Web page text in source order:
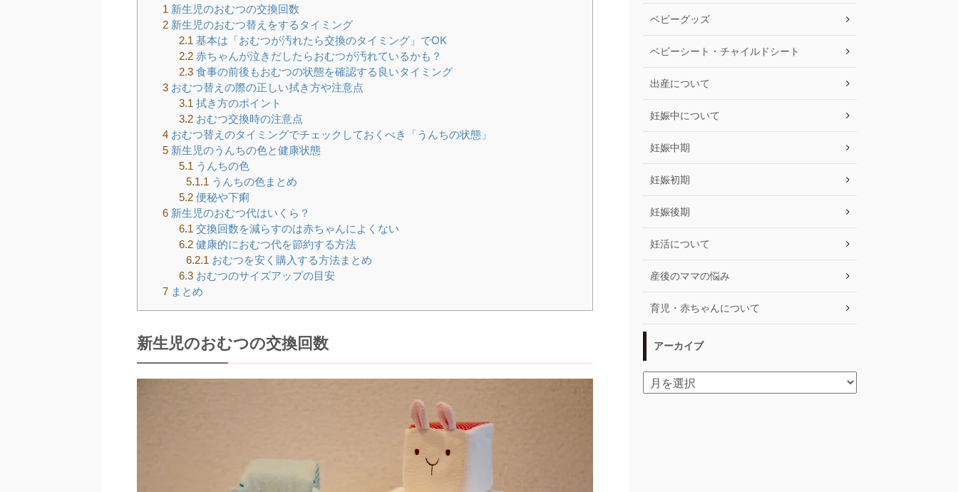
1 新生児のおむつの交換回数
2 新生児のおむつ替えをするタイミング
2.1基本は「おむつが汚れたら交換のタイミング」でOK
2.2赤ちゃんが泣きだしたらおむつが汚れているかも？
2.3食事の前後もおむつの状態を確認する良いタイミング
3 おむつ替えの際の正しい拭き方や注意点
3.1拭き方のポイント
3.2おむつ交換時の注意点
4 おむつ替えのタイミングでチェックしておくべき「うんちの状態」
5 新生児のうんちの色と健康状態
5.1うんちの色
5.1.1 うんちの色まとめ
5.2便秘や下痢
6 新生児のおむつ代はいくら？
6.1交換回数を減らすのは赤ちゃんによくない
6.2健康的におむつ代を節約する方法
6.2.1 おむつを安く購入する方法まとめ
6.3おむつのサイズアップの目安
7 まとめ
新生児のおむつの交換回数
ベビーグッズ
ベビーシート・チャイルドシート
出産について
妊娠中について
妊娠中期
妊娠初期
妊娠後期
妊活について
産後のママの悩み
育児・赤ちゃんについて
アーカイブ